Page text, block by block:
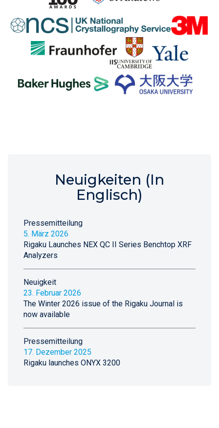
Neuigkeiten (In
Englisch)
Pressemitteilung
5. März 2026
Rigaku Launches NEX QC II Series Benchtop XRF
Analyzers
Neuigkeit
23. Februar 2026
The Winter 2026 issue of the Rigaku Journal is
now available
Pressemitteilung
17. Dezember 2025
Rigaku launches ONYX 3200